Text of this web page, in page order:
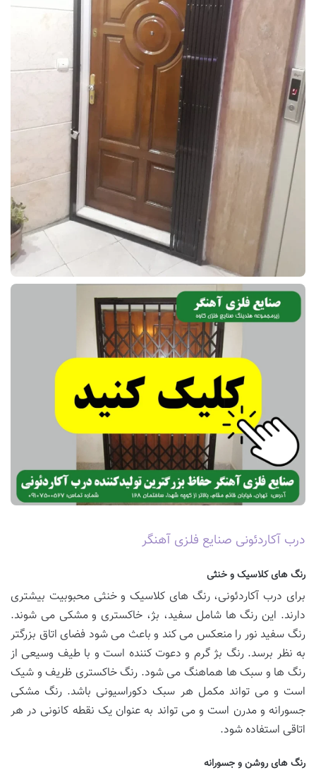
درب آکاردئونی صنایع فلزی آهنگر
رنگ های کلاسیک و خنثی
برای درب آکاردئونی، رنگ های کلاسیک و خنثی محبوبیت بیشتری
دارند. این رنگ ها شامل سفید، بژ، خاکستری و مشکی می شوند.
رنگ سفید نور را منعکس می کند و باعث می شود فضای اتاق بزرگتر
به نظر برسد. رنگ بژ گرم و دعوت کننده است و با طیف وسیعی از
رنگ ها و سبک ها هماهنگ می شود. رنگ خاکستری ظریف و شیک
است و می تواند مکمل هر سبک دکوراسیونی باشد. رنگ مشکی
جسورانه و مدرن است و می تواند به عنوان یک نقطه کانونی در هر
اتاقی استفاده شود.
رنگ های روشن و جسورانه